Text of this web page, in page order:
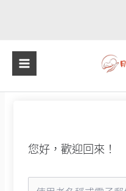
容
您好，歡迎回來！